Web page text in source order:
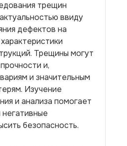
трещин
ввиду
дефектов на
Трещины могут
и,
и значительным
Изучение
и анализа помогает
безопасность.